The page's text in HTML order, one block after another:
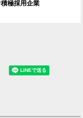
積極採用企業